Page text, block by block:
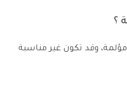
؟
وقد تكون غير مناسبة